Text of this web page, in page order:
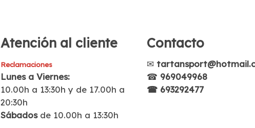
Atención al cliente
Reclamaciones
Lunes a Viernes:
10.00h a 13:30h y de 17.00h a
20:30h
Sábados de 10.00h a 13:30h
Contacto
✉
☎ 969049968
☎ 693292477